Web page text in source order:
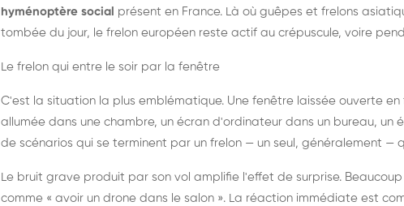
hyménoptère social présent en France. Là où guêpes et frelons
tombée du jour, le frelon européen reste actif au crépuscule, voire
Le frelon qui entre le soir par la fenêtre
C'est la situation la plus emblématique. Une fenêtre laissée ouverte
allumée dans une chambre, un écran d'ordinateur dans un bureau,
de scénarios qui se terminent par un frelon — un seul, généralement —
Le bruit grave produit par son vol amplifie l'effet de surprise.
comme « avoir un drone dans le salon ». La réaction immédiate est